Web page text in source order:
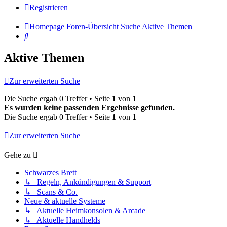
Registrieren
Homepage Foren-Übersicht Suche Aktive Themen
Suche
Aktive Themen
Zur erweiterten Suche
Die Suche ergab 0 Treffer • Seite 1 von 1
Es wurden keine passenden Ergebnisse gefunden.
Die Suche ergab 0 Treffer • Seite 1 von 1
Zur erweiterten Suche
Gehe zu
Schwarzes Brett
↳ Regeln, Ankündigungen & Support
↳ Scans & Co.
Neue & aktuelle Systeme
↳ Aktuelle Heimkonsolen & Arcade
↳ Aktuelle Handhelds